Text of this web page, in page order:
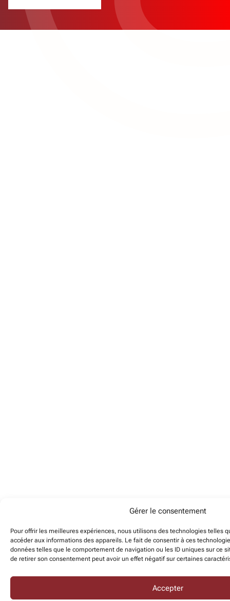
Gérer le consentement
Pour offrir les meilleures expériences, nous utilisons des technologies telles
accéder aux informations des appareils. Le fait de consentir à ces
données telles que le comportement de navigation ou les ID uniques sur ce
de retirer son consentement peut avoir un effet négatif sur certaines
Accepter